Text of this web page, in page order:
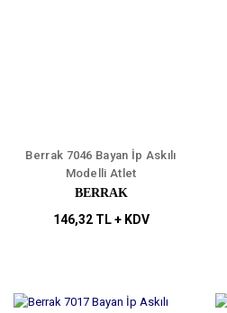
Berrak 7046 Bayan İp Askılı
Modelli Atlet
BERRAK
146,32 TL + KDV